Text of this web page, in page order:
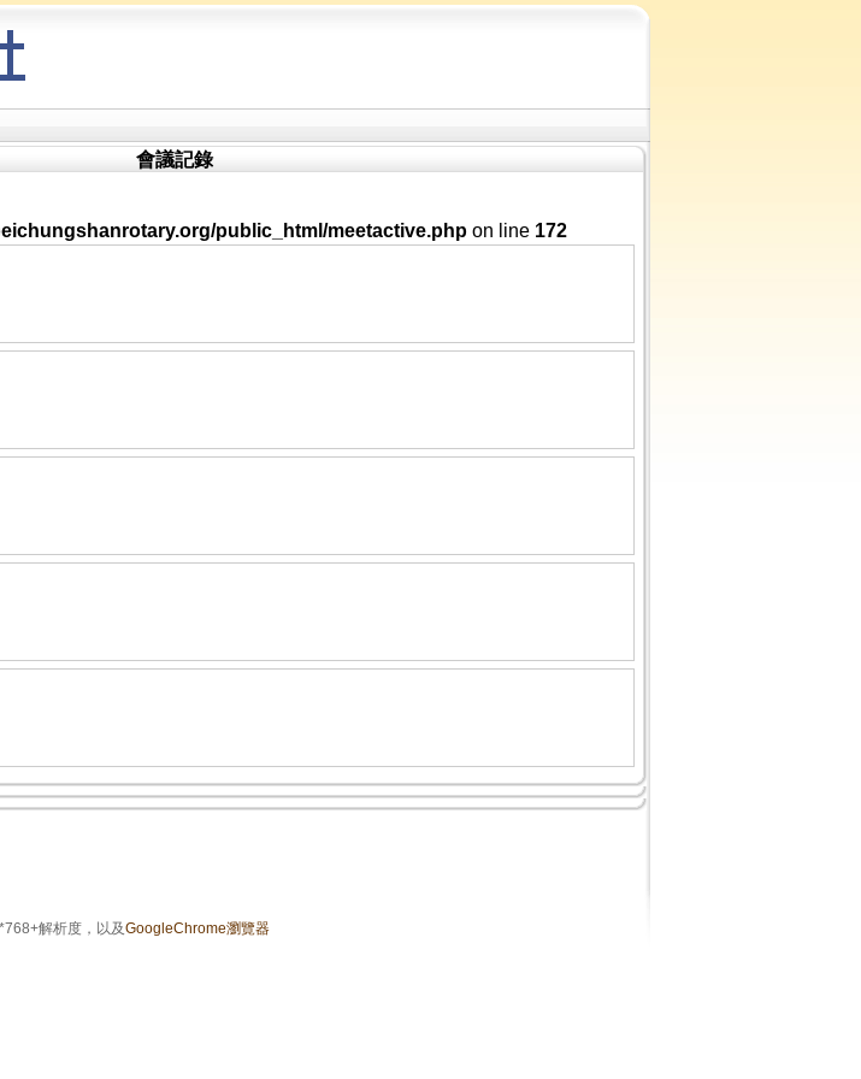
會議記錄
public_html/meetactive.phpon line 172
解析度，以及GoogleChrome瀏覽器